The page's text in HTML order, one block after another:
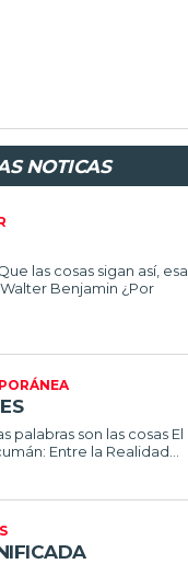
NOTICAS
las cosas sigan así, esa
Benjamin ¿Por
palabras son las cosas El
Entre la Realidad...